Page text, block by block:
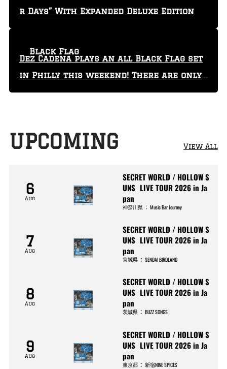
r Days” With Expanded Deluxe Edition
Dez Cadena plays an all Black Flag set
in Philly this weekend! There are only
29 tickets left!
Black Flag
UPCOMING View All
6
Aug
SECRET WORLD / HOLLOW S
UNS LIVE TOUR 2026 in Ja
pan
神奈川県 ：Music Bar Journey
7
Aug
SECRET WORLD / HOLLOW S
UNS LIVE TOUR 2026 in Ja
pan
宮城県 ：SENDAI BIRDLAND
8
Aug
SECRET WORLD / HOLLOW S
UNS LIVE TOUR 2026 in Ja
pan
茨城県 ：BUZZ SONGS
9
Aug
SECRET WORLD / HOLLOW S
UNS LIVE TOUR 2026 in Ja
pan
東京都 ：新宿NINE SPICES